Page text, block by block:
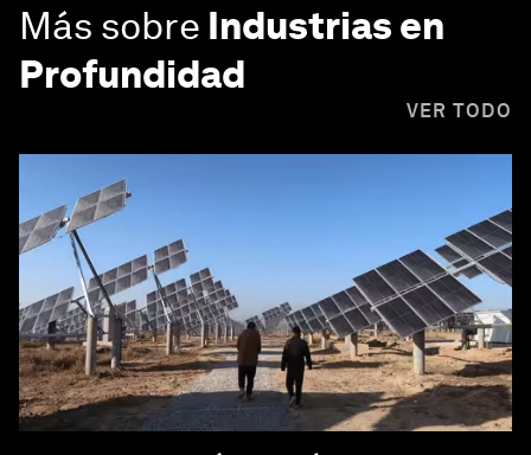
Más sobre Industrias en
Profundidad
VER TODO